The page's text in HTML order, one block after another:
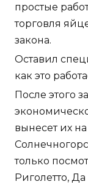
простые
торговля
закона.
Оставил
как это
После этого
вынесет их
только
Риголетто,